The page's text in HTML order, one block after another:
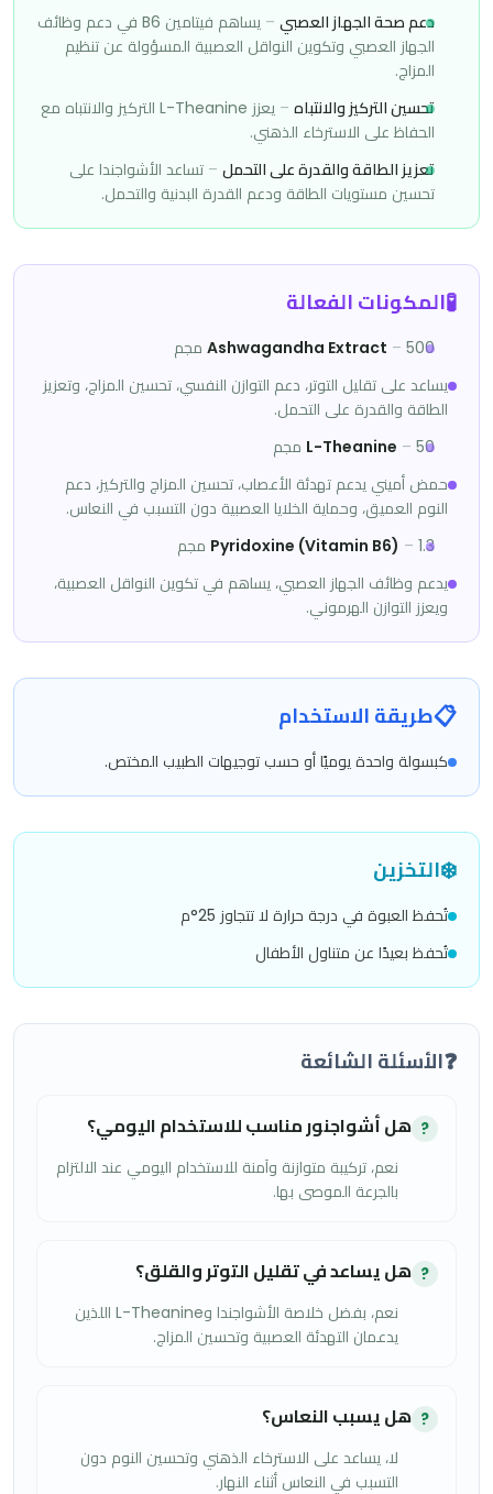
دعم صحة الجهاز العصبي –
يساهم فيتامين B6 في دعم وظائف
الجهاز العصبي وتكوين النواقل العصبية المسؤولة عن تنظيم
المزاج.
تحسين التركيز والانتباه –
يعزز L-Theanine التركيز والانتباه مع
الحفاظ على الاسترخاء الذهني.
تعزيز الطاقة والقدرة على التحمل – تساعد الأشواجندا على
تحسين مستويات الطاقة ودعم القدرة البدنية والتحمل.
🧪المكونات الفعالة
Ashwagandha Extract – 500 مجم
يساعد على تقليل التوتر، دعم التوازن النفسي، تحسين المزاج، وتعزيز
الطاقة والقدرة على التحمل.
L-Theanine – 50 مجم
حمض أميني يدعم تهدئة الأعصاب، تحسين المزاج والتركيز، دعم
النوم العميق، وحماية الخلايا العصبية دون التسبب في النعاس.
Pyridoxine (Vitamin B6) – 1.3 مجم
يدعم وظائف الجهاز العصبي، يساهم في تكوين النواقل العصبية،
ويعزز التوازن الهرموني.
📋طريقة الاستخدام
كبسولة واحدة يوميًا أو حسب توجيهات الطبيب المختص.
❄️التخزين
تُحفظ العبوة في درجة حرارة لا تتجاوز 25°م
تُحفظ بعيدًا عن متناول الأطفال
❓الأسئلة الشائعة
? هل أشواجنور مناسب للاستخدام اليومي؟
نعم، تركيبة متوازنة وآمنة للاستخدام اليومي عند الالتزام
بالجرعة الموصى بها.
? هل يساعد في تقليل التوتر والقلق؟
نعم، بفضل خلاصة الأشواجندا وL-Theanine اللذين
يدعمان التهدئة العصبية وتحسين المزاج.
? هل يسبب النعاس؟
لا، يساعد على الاسترخاء الذهني وتحسين النوم دون
التسبب في النعاس أثناء النهار.